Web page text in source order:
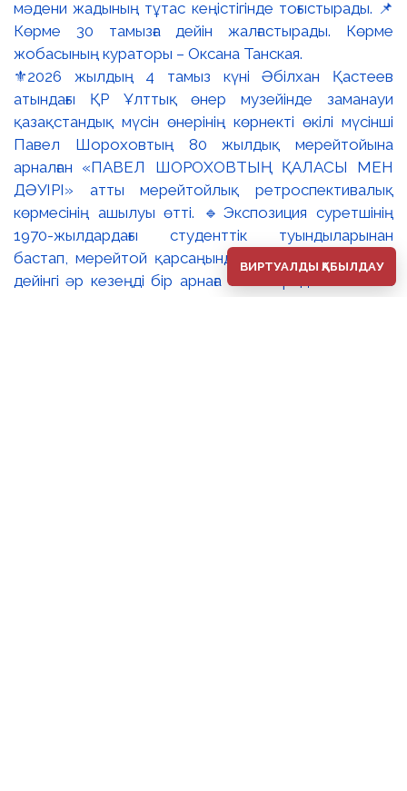
⚜️2026 жылдың 4 тамыз күні Әбілхан Қастеев
атындағы ҚР Ұлттық өнер музейінде заманауи
қазақстандық мүсін өнерінің көрнекті өкілі мүсінші
Павел Шороховтың 80 жылдық мерейтойына
арналған «ПАВЕЛ ШОРОХОВТЫҢ ҚАЛАСЫ МЕН
ДӘУІРІ» атты мерейтойлық ретроспективалық
көрмесінің ашылуы өтті. 🔹Экспозиция суретшінің
1970-жылдардағы студенттік туындыларынан
бастап, мерейтой қарсаңындағы соңғы еңбектеріне
дейінгі әр кезеңді бір арнаға тоғыстырады. 🔸Павел
ВИРТУАЛДЫ ҚАБЫЛДАУ